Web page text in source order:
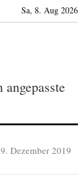
Sa, 8. Aug 2026
Dezember 2019